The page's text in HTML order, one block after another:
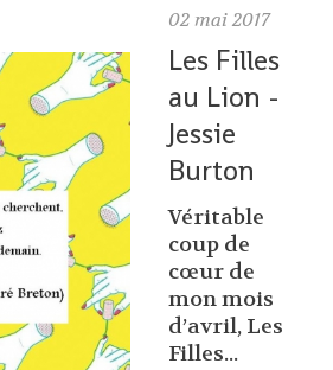
02 mai 2017
Les Filles
au Lion -
Jessie
Burton
Véritable
coup de
cœur de
mon mois
d’avril, Les
Filles...